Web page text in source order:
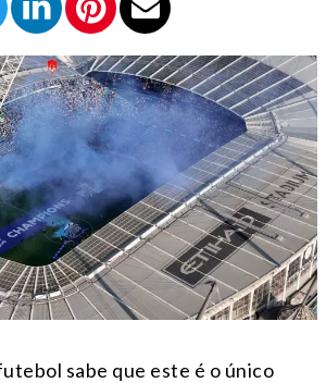
sabe que este é o único